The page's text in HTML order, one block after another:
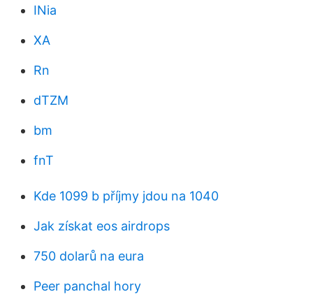
INia
XA
Rn
dTZM
bm
fnT
Kde 1099 b příjmy jdou na 1040
Jak získat eos airdrops
750 dolarů na eura
Peer panchal hory